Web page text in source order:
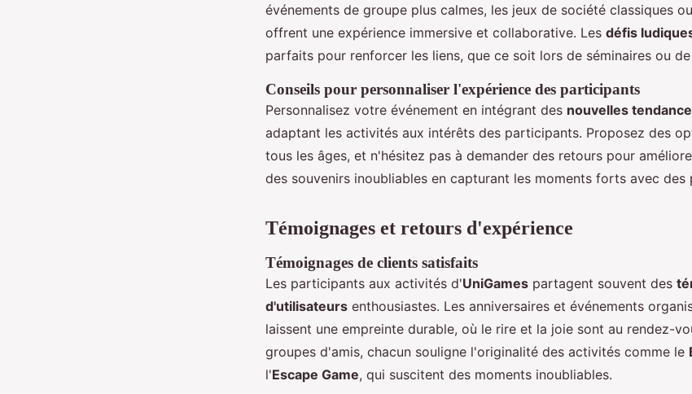
événements de groupe plus calmes, les jeux de société classiques
offrent une expérience immersive et collaborative. Les défis
parfaits pour renforcer les liens, que ce soit lors de séminaires ou
Conseils pour personnaliser l'expérience des participants
Personnalisez votre événement en intégrant des nouvelles
adaptant les activités aux intérêts des participants. Proposez des
tous les âges, et n'hésitez pas à demander des retours pour
des souvenirs inoubliables en capturant les moments forts avec des
Témoignages et retours d'expérience
Témoignages de clients satisfaits
Les participants aux activités d'UniGames partagent souvent des
d'utilisateurs enthousiastes. Les anniversaires et événements
laissent une empreinte durable, où le rire et la joie sont au rendez-
groupes d'amis, chacun souligne l'originalité des activités comme le
l'Escape Game, qui suscitent des moments inoubliables.